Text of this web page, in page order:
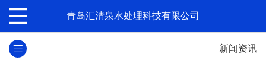
青岛汇清泉水处理科技有限公司
新闻资讯